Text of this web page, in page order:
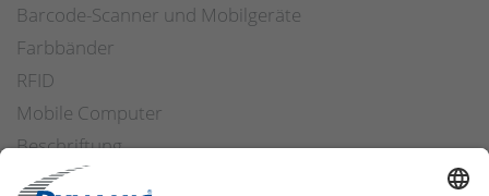
Barcode-Scanner und Mobilgeräte
Farbbänder
RFID
Mobile Computer
Beschriftung
Arbeitssicherheit